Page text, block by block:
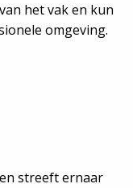
het vak en kun
omgeving.
streeft ernaar